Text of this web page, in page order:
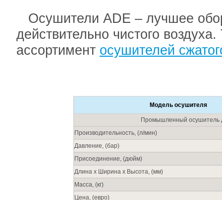
Осушители ADE – лучшее
действительно чистого
ассортимент осушителей
Модель осушителя
Промышленный осушитель
Производительность, (л/мин)
Давление, (бар)
Присоединение, (дюйм)
Длина х Ширина х Высота, (мм)
Масса, (кг)
Цена, (евро)